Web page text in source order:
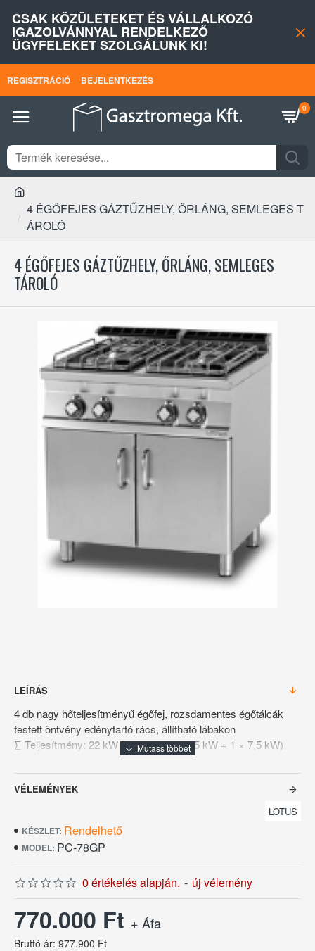
CSAK KÖZÜLETEKET ÉS VÁLLALKOZÓ
IGAZOLVÁNNYAL RENDELKEZŐ
ÜGYFELEKET SZOLGÁLUNK KI!
REGISZTRÁCIÓ BEJELENTKEZÉS
0
4 ÉGŐFEJES GÁZTŰZHELY, ŐRLÁNG, SEMLEGES T
ÁROLÓ
4 ÉGŐFEJES GÁZTŰZHELY, ŐRLÁNG, SEMLEGES
TÁROLÓ
LEÍRÁS
4 db nagy hőteljesítményű égőfej, rozsdamentes égőtálcák
festett öntvény edénytartó rács, állítható lábakon
∑ Teljesítmény: 22 kW (1 × 3,5 + 2 × 5,5 kW + 1 × 7,5 kW)
Méret: 800x705x900h mm
Súly: 76 kg
Az ajtó opcionálisan rendelhető, amit az ár nem tartalmaz!
Az euro árfolyam ingadozása miatt az árváltoztatás jogát
fenntartjuk!
VÉLEMÉNYEK
KÉSZLET: Rendelhető
MODEL: PC-78GP
LOTUS
0 értékelés alapján. - új vélemény
770.000 Ft + Áfa
Bruttó ár: 977.900 Ft